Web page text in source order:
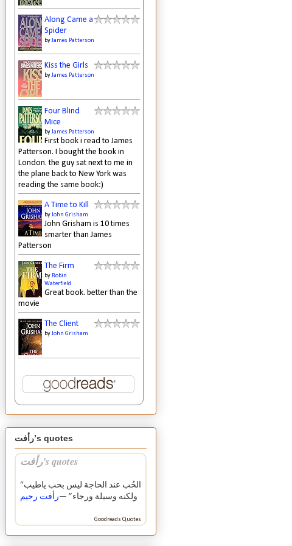
Along Came a
Spider
byJames Patterson
Kiss the Girls
byJames Patterson
Four Blind
Mice
byJames Patterson
First book i read to James
Patterson. I bought the book in
London. the guy sat next to me in
the plane back to New York was
reading the same book:)
A Time to Kill
byJohn Grisham
John Grisham is 10 times
smarter than James
Patterson
The Firm
by Robin
Waterfield
Great book. better than the
movie
The Client
byJohn Grisham
رأفت’s quotes
رأفت’s quotes
“الحُب عند الحاجة ليس بحب ياطيب
ولكنه وسيلة ورجاء” —رأفت رحيم
Goodreads Quotes